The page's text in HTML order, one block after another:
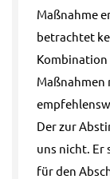
Maßnahme
betrachtet
Der zur
uns nicht. Er
für den